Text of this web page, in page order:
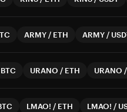
ARMY / ETH ARMY /
BTC URANO / ETH URANO /
LMAO! / ETH LMAO! /